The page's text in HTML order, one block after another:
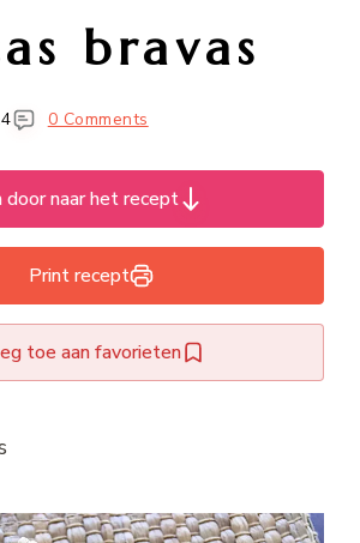
bravas
0 Comments
door naar het recept
Print recept
toe aan favorieten